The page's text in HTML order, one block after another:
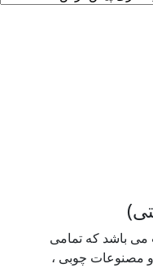
باشد که تمامی
چوبی ،